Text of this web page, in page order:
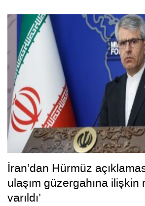
İran’dan Hürmüz
ulaşım güzergahına ilişkin
varıldı’